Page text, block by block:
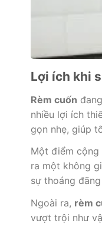
Lợi ích khi
Rèm cuốn
nhiều lợi ích
gọn nhẹ, giúp
Một điểm cộng
ra một không
sự thoáng
Ngoài ra, rèm
vượt trội như